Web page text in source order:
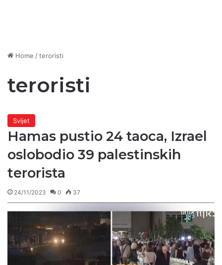
Home /teroristi
teroristi
Svijet
Hamas pustio 24 taoca, Izrael
oslobodio 39 palestinskih
terorista
24/11/2023 0 37